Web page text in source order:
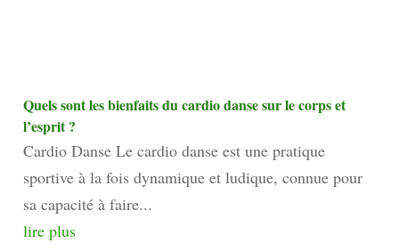
Quels sont les bienfaits du cardio danse sur le corps et
l’esprit ?
Cardio Danse Le cardio danse est une pratique
sportive à la fois dynamique et ludique, connue pour
sa capacité à faire...
lire plus